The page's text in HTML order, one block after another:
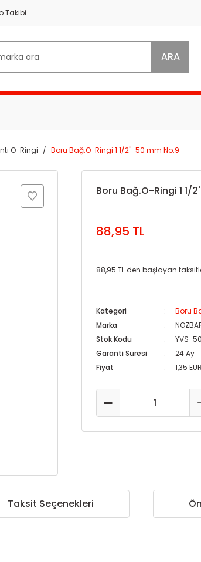
Takibi
ARA
O-Ringi Boru Bağ.O-Ringi 1 1/2''-50 mm No:9
Boru Bağ.O-Ringi 1 1/
88,95 TL
88,95 TL den başlayan
Kategori
Boru
Marka
Stok Kodu
YVS-
Garanti Süresi
24 Ay
Fiyat
1,35
Taksit Seçenekleri